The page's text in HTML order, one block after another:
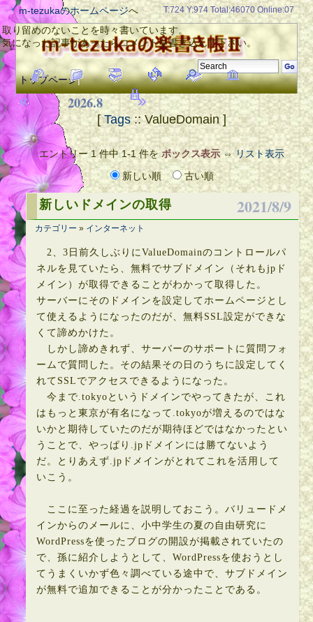
トップページ|
[Tags:: ValueDomain ]
エントリー 1 件中 1-1 件をボックス表示⇔ リスト表示
新しい順
古い順
新しいドメインの取得 2021/8/9
カテゴリー » インターネット
2、3日前久しぶりにValueDomainのコントロールパ
ネルを見ていたら、無料でサブドメイン（それもjpド
メイン）が取得できることがわかって取得した。
サーバーにそのドメインを設定してホームページとし
て使えるようになったのだが、無料SSL設定ができな
くて諦めかけた。
しかし諦めきれず、サーバーのサポートに質問フォ
ームで質問した。その結果その日のうちに設定してく
れてSSLでアクセスできるようになった。
今まで.tokyoというドメインでやってきたが、これ
はもっと東京が有名になって.tokyoが増えるのではな
いかと期待していたのだが期待ほどではなかったとい
うことで、やっぱり.jpドメインには勝てないよう
だ。とりあえず.jpドメインがとれてこれを活用して
いこう。
ここに至った経過を説明しておこう。バリュードメ
インからのメールに、小中学生の夏の自由研究に
WordPressを使ったブログの開設が掲載されていたの
で、孫に紹介しようとして、WordPressを使おうとし
てうまくいかず色々調べている途中で、サブドメイン
が無料で追加できることが分かったことである。
2026.8
T:724 Y:974 Total:46070 Online:07
取り留めのないことを時々書いています。
気になった記事があったらコメントを書き込んで下さい。
m-tezukaのホームページへ